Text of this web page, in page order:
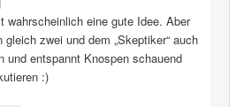
wahrscheinlich eine gute Idee. Aber
gleich zwei und dem „Skeptiker“ auch
und entspannt Knospen schauend
:)